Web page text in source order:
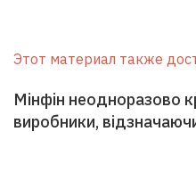
Этот материал также
Мінфін неодноразово
виробники,